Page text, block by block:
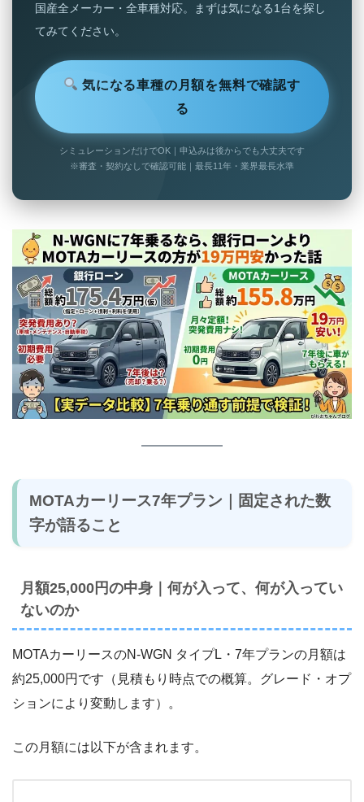
国産全メーカー・全車種対応。まずは気になる1台を探し
てみてください。
気になる車種の月額を無料で確認す
る
シミュレーションだけでOK｜申込みは後からでも大丈夫です
※審査・契約なしで確認可能｜最長11年・業界最長水準
MOTAカーリース7年プラン｜固定された数
字が語ること
月額25,000円の中身｜何が入って、何が入ってい
ないのか
MOTAカーリースのN-WGN タイプL・7年プランの月額は
約25,000円です（見積もり時点での概算。グレード・オプ
ションにより変動します）。
この月額には以下が含まれます。